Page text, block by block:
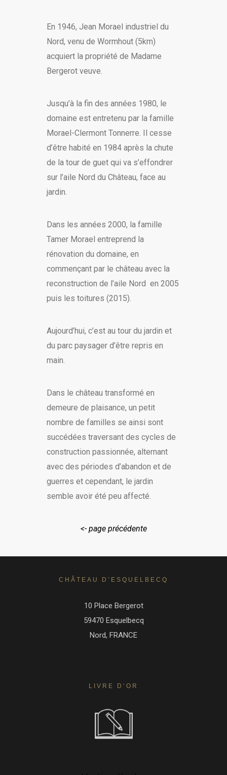
En 1946, Jean Morael industriel du
Nord, venu de Wormhout (5km)
acquiert la propriété de Madame
Bergerot veuve.
Jusqu’à la fin des années 1980, le
domaine est entretenu par la famille
Morael-Clermont Tonnerre. Il cesse
d’être habité en 1984 après la chute
de la tour de guet qui va s’effondrer
sur l’aile Nord du Château, face au
jardin.
Dans les années 2000, la famille
Tamer Morael entreprend la
rénovation du domaine, en
commençant par le château avec la
reconstruction de l’aile Nord en 2005
puis les toitures (2015).
Aujourd’hui, c’est au tour du jardin et
du parc paysager d’être repris en
main.
Dans le château transformé en
demeure de plaisance, un petit
nombre de familles se ainsi sont
succédées traversant des cycles de
construction passionnée, alternant
avec des périodes d’abandon et de
guerres et cependant, le jardin
semble avoir été peu affecté.
<- page précédente
CHÂTEAU D’ESQUELBECQ
10 Place Bergerot
59470 Esquelbecq
Nord, FRANCE
LIVRE D’OR